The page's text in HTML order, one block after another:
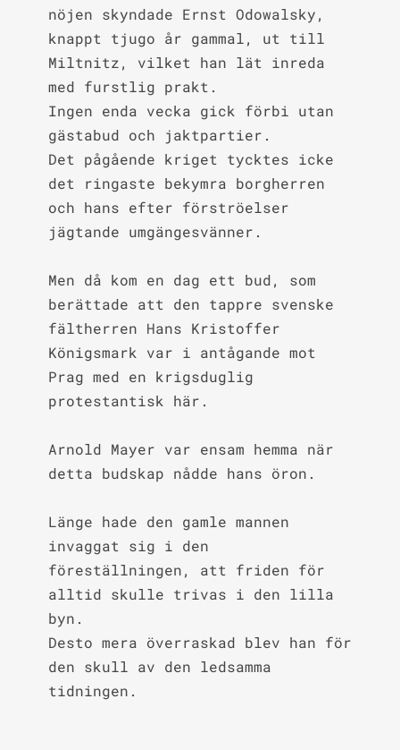
nöjen skyndade Ernst Odowalsky,
knappt tjugo år gammal, ut till
Miltnitz, vilket han lät inreda
med furstlig prakt.
Ingen enda vecka gick förbi utan
gästabud och jaktpartier.
Det pågående kriget tycktes icke
det ringaste bekymra borgherren
och hans efter förströelser
jägtande umgängesvänner.
Men då kom en dag ett bud, som
berättade att den tappre svenske
fältherren Hans Kristoffer
Königsmark var i antågande mot
Prag med en krigsduglig
protestantisk här.
Arnold Mayer var ensam hemma när
detta budskap nådde hans öron.
Länge hade den gamle mannen
invaggat sig i den
föreställningen, att friden för
alltid skulle trivas i den lilla
byn.
Desto mera överraskad blev han för
den skull av den ledsamma
tidningen.